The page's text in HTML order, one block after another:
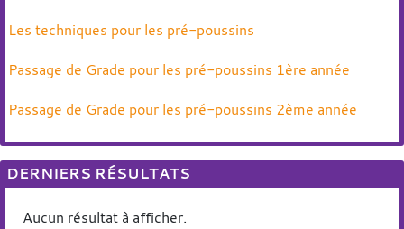
Les techniques pour les pré-poussins
Passage de Grade pour les pré-poussins 1ère année
Passage de Grade pour les pré-poussins 2ème année
DERNIERS RÉSULTATS
Aucun résultat à afficher.